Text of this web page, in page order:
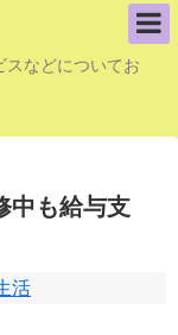
スなどについてお
中も給与支
活